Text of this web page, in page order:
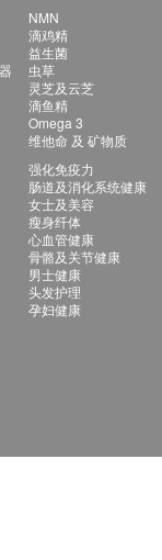
NMN
滴鸡精
益生菌
虫草
灵芝及云芝
滴鱼精
Omega 3
维他命 及 矿物质
强化免疫力
肠道及消化系统健康
女士及美容
瘦身纤体
心血管健康
骨骼及关节健康
男士健康
头发护理
孕妇健康